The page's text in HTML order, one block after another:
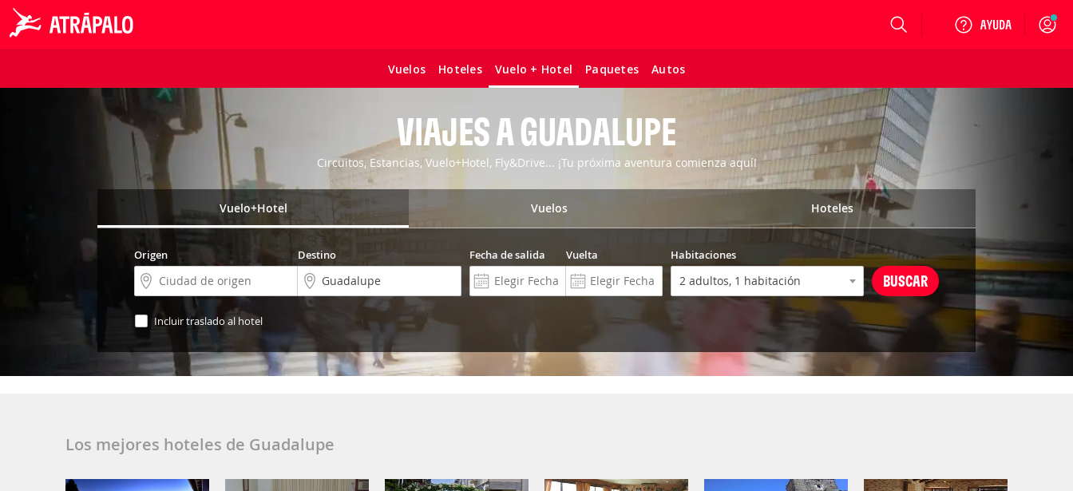
Vuelos Hoteles Vuelo + Hotel Paquetes Autos
Login
VIAJES A GUADALUPE
Circuitos, Estancias, Vuelo+Hotel, Fly&Drive... ¡Tu próxima aventura comienza aquí!
Vuelo+Hotel Vuelos Hoteles
Origen Destino Fecha de salida Vuelta Habitaciones
Incluir traslado al hotel
Los mejores hoteles de Guadalupe